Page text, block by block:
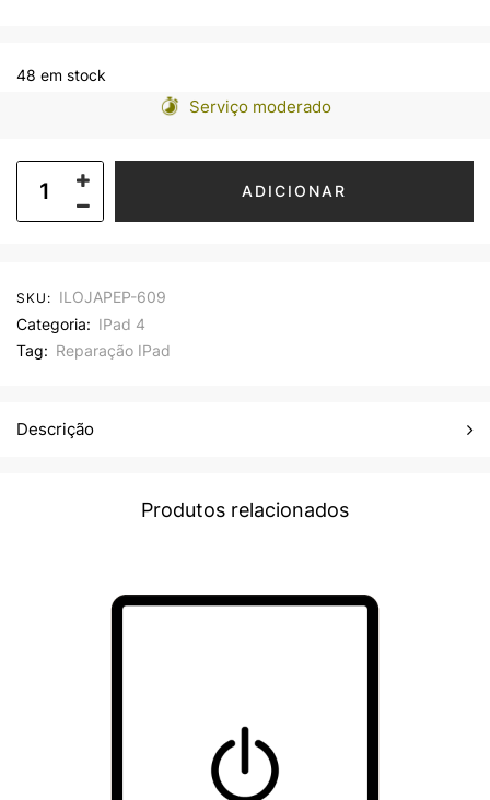
48 em stock
Serviço moderado
ADICIONAR
SKU: ILOJAPEP-609
Categoria: IPad 4
Tag: Reparação IPad
Descrição
Produtos relacionados